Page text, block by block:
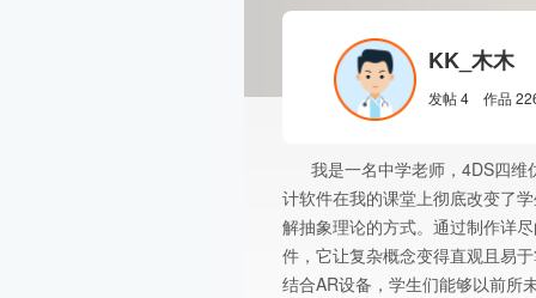
KK_木木
发帖 4 作品
我是一名中学老师，4DS四维
计软件在我的课堂上彻底改变了
解抽象理论的方式。通过制作详
件，它让复杂概念变得直观且易
结合AR设备，学生们能够以前所